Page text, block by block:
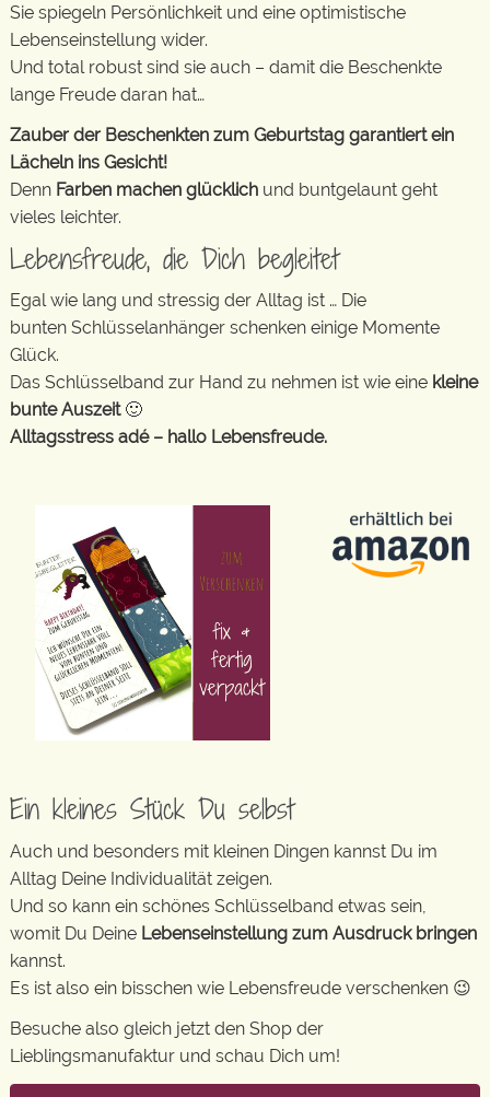
Sie spiegeln Persönlichkeit und eine optimistische
Lebenseinstellung wider.
Und total robust sind sie auch – damit die Beschenkte
lange Freude daran hat…
Zauber der Beschenkten zum Geburtstag garantiert ein
Lächeln ins Gesicht!
Denn Farben machen glücklich und buntgelaunt geht
vieles leichter.
Lebensfreude, die Dich begleitet
Egal wie lang und stressig der Alltag ist … Die
bunten Schlüsselanhänger schenken einige Momente
Glück.
Das Schlüsselband zur Hand zu nehmen ist wie eine kleine
bunte Auszeit🙂
Alltagsstress adé – hallo Lebensfreude.
Ein kleines Stück Du selbst
Auch und besonders mit kleinen Dingen kannst Du im
Alltag Deine Individualität zeigen.
Und so kann ein schönes Schlüsselband etwas sein,
womit Du Deine Lebenseinstellung zum Ausdruck bringen
kannst.
Es ist also ein bisschen wie Lebensfreude verschenken 😉
Besuche also gleich jetzt den Shop der
Lieblingsmanufaktur und schau Dich um!